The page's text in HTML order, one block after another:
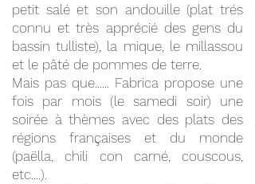
petit salé et son andouille (plat trés
connu et très apprécié des gens du
bassin tulliste), la mique, le millassou
et le pâté de pommes de terre.
Mais pas que...... Fabrica propose une
fois par mois (le samedi soir) une
soirée à thèmes avec des plats des
régions françaises et du monde
(paëlla, chili con carné, couscous,
etc....).